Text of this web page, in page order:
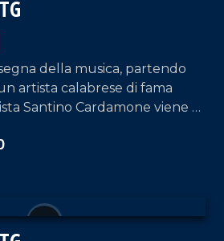
della musica, partendo
artista calabrese di fama
Santino Cardamone viene a
moglie, Eleonora Anania,